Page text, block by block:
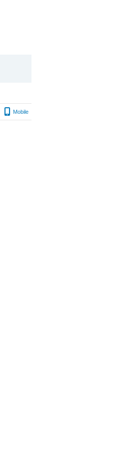
Mobile